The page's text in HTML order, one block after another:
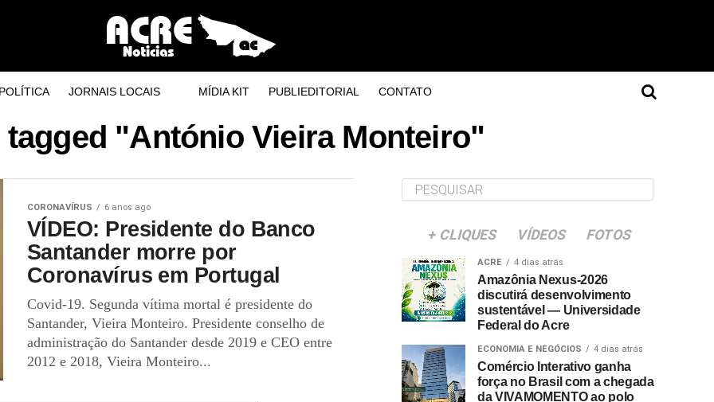
JORNAIS LOCAIS MÍDIA KIT PUBLIEDITORIAL CONTATO
"António Vieira Monteiro"
CORONAVÍRUS 6 anos ago
VÍDEO: Presidente do Banco
Santander morre por
Coronavírus em Portugal
Covid-19. Segunda vítima mortal é presidente do
Santander, Vieira Monteiro. Presidente conselho de
administração do Santander desde 2019 e CEO entre
2012 e 2018, Vieira Monteiro...
+ CLIQUES VÍDEOS FOTOS
ACRE 4 dias atrás
Amazônia Nexus-2026
discutirá desenvolvimento
sustentável — Universidade
Federal do Acre
ECONOMIA E NEGÓCIOS 4 dias atrás
Comércio Interativo ganha
força no Brasil com a chegada
da VIVAMOMENTO ao polo